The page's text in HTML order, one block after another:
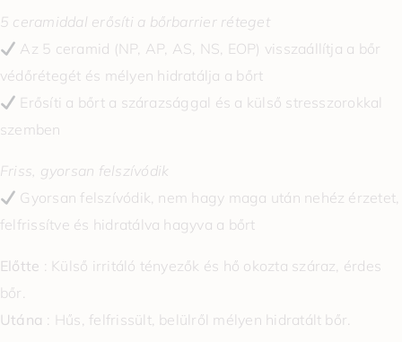
5 ceramiddal erősíti a bőrbarrier réteget
Az 5 ceramid (NP, AP, AS, NS, EOP) visszaállítja a bőr
védőrétegét és mélyen hidratálja a bőrt
Erősíti a bőrt a szárazsággal és a külső stresszorokkal
szemben
Friss, gyorsan felszívódik
Gyorsan felszívódik, nem hagy maga után nehéz érzetet,
felfrissítve és hidratálva hagyva a bőrt
Előtte : Külső irritáló tényezők és hő okozta száraz, érdes
bőr.
Utána : Hűs, felfrissült, belülről mélyen hidratált bőr.